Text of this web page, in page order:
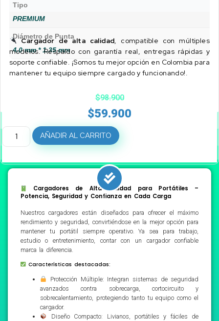
Tipo
PREMIUM
Diámetro de Punta
4.0 mm * 1.35 mm
Cargador de alta calidad, compatible con múltiples
modelos. Respaldo con garantía real, entregas rápidas y
soporte confiable. ¡Somos tu mejor opción en Colombia para
mantener tu equipo siempre cargado y funcionando!.
$98.900
$59.900
AÑADIR AL CARRITO
Cargadores de Alta Calidad para Portátiles –
Potencia, Seguridad y Confianza en Cada Carga
Nuestros cargadores están diseñados para ofrecer el máximo
rendimiento y seguridad, convirtiéndose en la mejor opción para
mantener tu portátil siempre operativo. Ya sea para trabajo,
estudio o entretenimiento, contar con un cargador confiable
marca la diferencia.
Características destacadas:
Protección Múltiple: Integran sistemas de seguridad
avanzados contra sobrecarga, cortocircuito y
sobrecalentamiento, protegiendo tanto tu equipo como el
cargador.
Diseño Compacto: Livianos, portátiles y fáciles de